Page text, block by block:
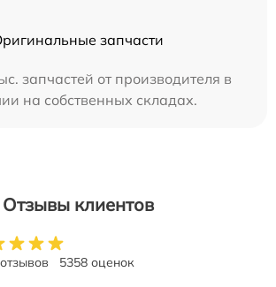
запчасти
запчастей от производителя в
на собственных складах.
Отзывы клиентов
5358 оценок